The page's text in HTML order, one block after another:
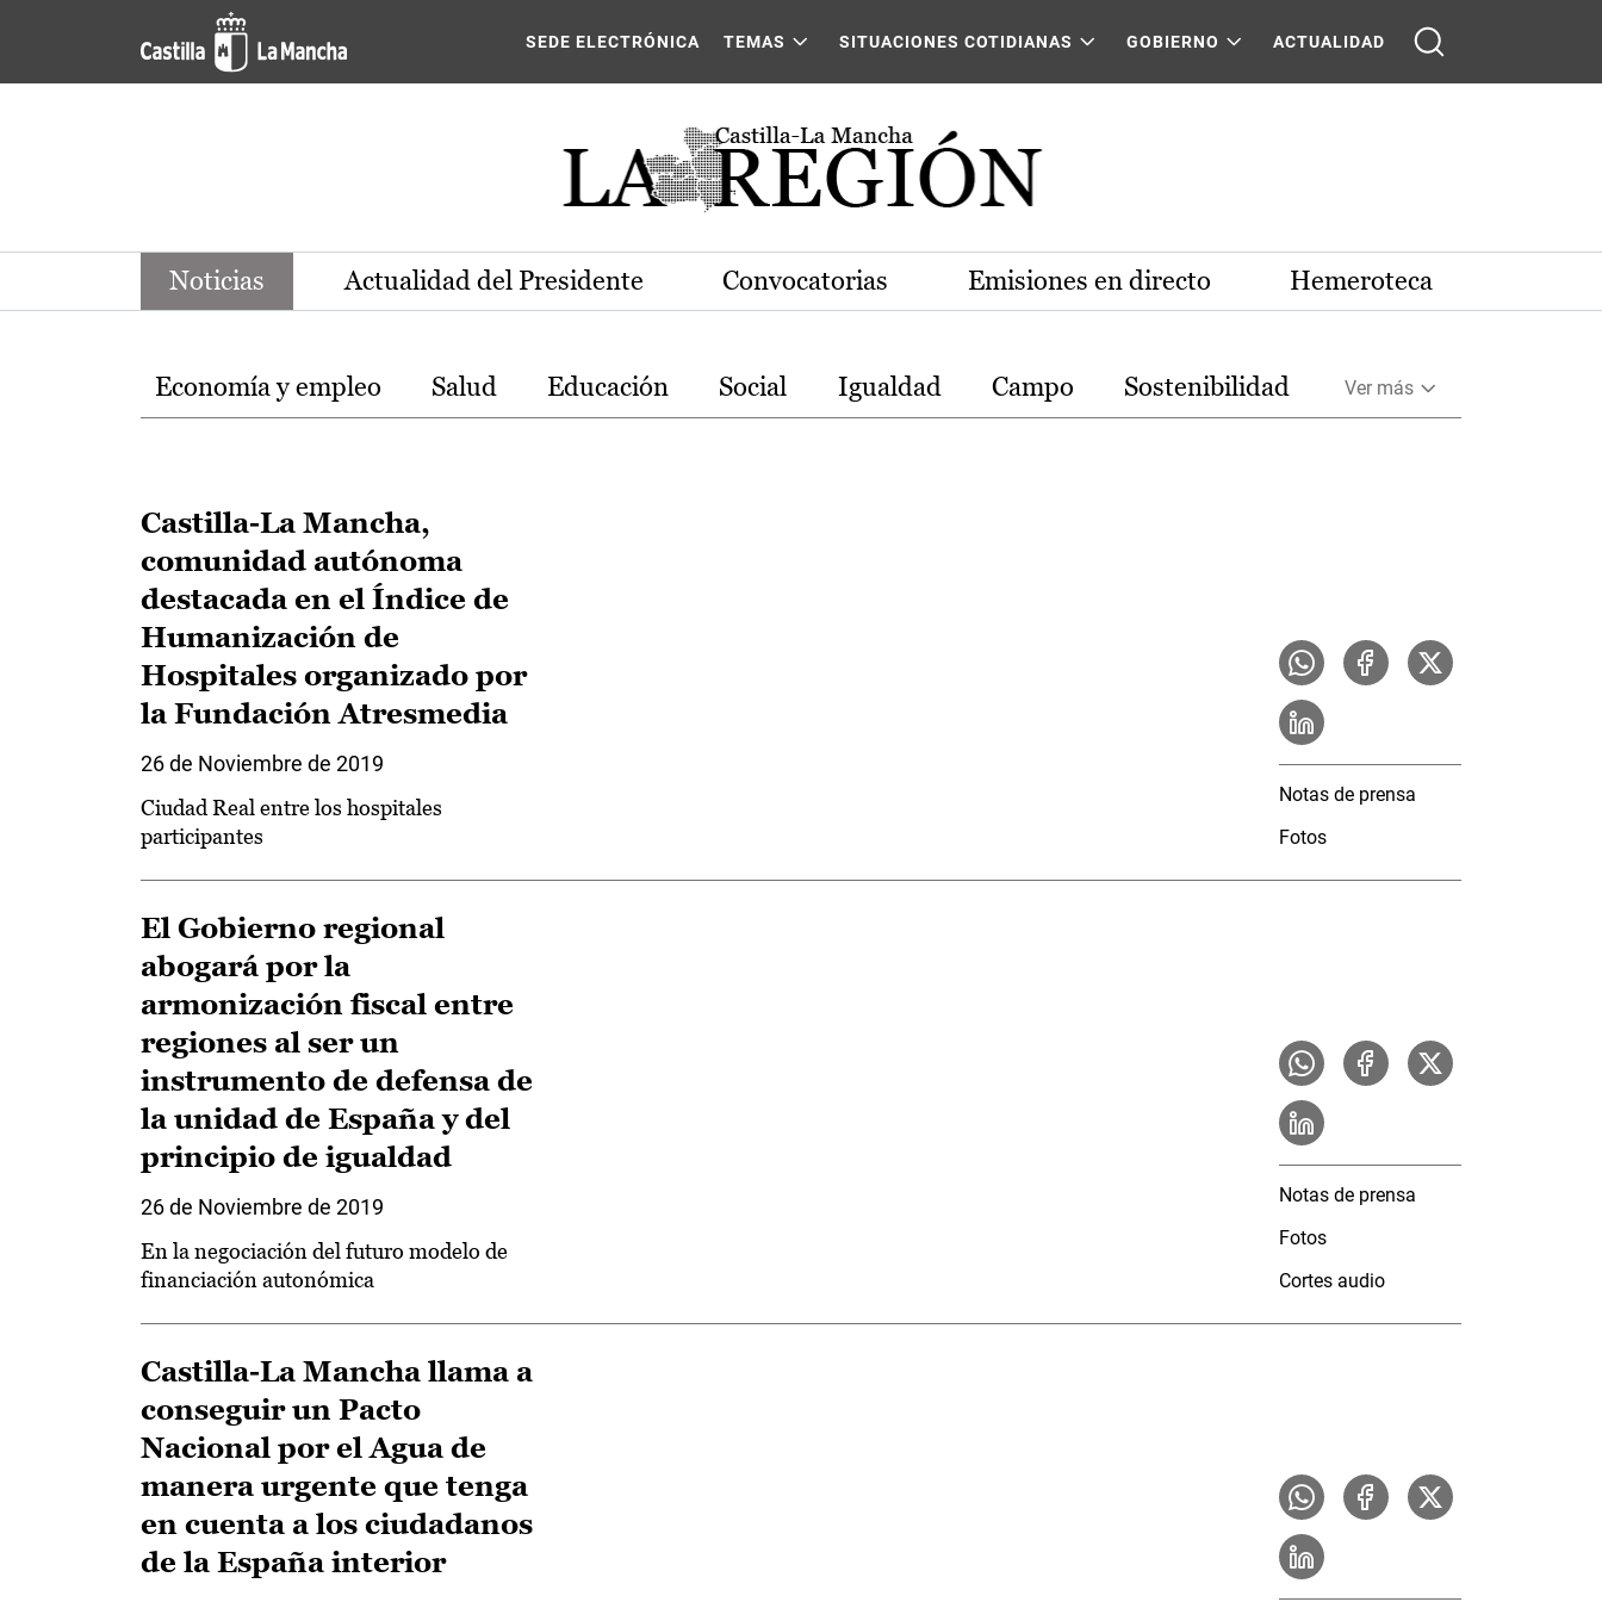
Pasar al contenido principal
Noticias de la región de Castilla-La Mancha
SEDE ELECTRÓNICA TEMAS SITUACIONES COTIDIANAS GOBIERNO ACTUALIDAD
Noticias Actualidad del Presidente Convocatorias Emisiones en directo Hemeroteca
Temas
Economía y empleo Salud Educación Social Igualdad Campo Sostenibilidad Ver más
Castilla-La Mancha,
comunidad autónoma
destacada en el Índice de
Humanización de
Hospitales organizado por
la Fundación Atresmedia
26 de Noviembre de 2019
Ciudad Real entre los hospitales
participantes
Notas de prensa
Fotos
El Gobierno regional
abogará por la
armonización fiscal entre
regiones al ser un
instrumento de defensa de
la unidad de España y del
principio de igualdad
26 de Noviembre de 2019
En la negociación del futuro modelo de
financiación autonómica
Notas de prensa
Fotos
Cortes audio
Castilla-La Mancha llama a
conseguir un Pacto
Nacional por el Agua de
manera urgente que tenga
en cuenta a los ciudadanos
de la España interior